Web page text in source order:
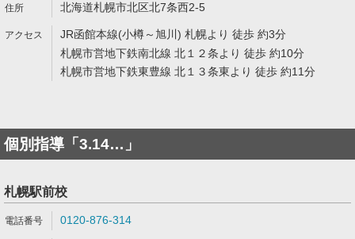
北海道札幌市北区北7条西2-5
JR函館本線(小樽～旭川) 札幌より 徒歩 約3分
札幌市営地下鉄南北線 北１２条より 徒歩 約10分
札幌市営地下鉄東豊線 北１３条東より 徒歩 約11分
個別指導「3.14…」
札幌駅前校
0120-876-314